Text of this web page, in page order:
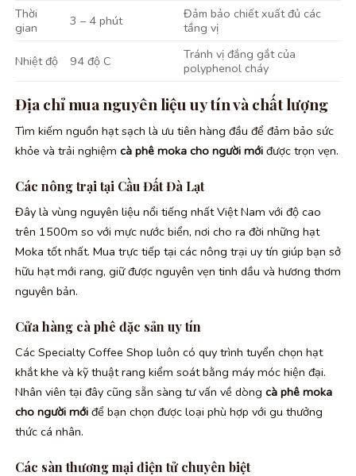
Thời
gian
3 – 4 phút
Đảm bảo chiết xuất đủ các
tầng vị
Nhiệt độ 94 độ C
Tránh vị đắng gắt của
polyphenol cháy
Địa chỉ mua nguyên liệu uy tín và chất lượng
Tìm kiếm nguồn hạt sạch là ưu tiên hàng đầu để đảm bảo sức
khỏe và trải nghiệm cà phê moka cho người mới được trọn vẹn.
Các nông trại tại Cầu Đất Đà Lạt
Đây là vùng nguyên liệu nổi tiếng nhất Việt Nam với độ cao
trên 1500m so với mực nước biển, nơi cho ra đời những hạt
Moka tốt nhất. Mua trực tiếp tại các nông trại uy tín giúp bạn sở
hữu hạt mới rang, giữ được nguyên vẹn tinh dầu và hương thơm
nguyên bản.
Cửa hàng cà phê đặc sản uy tín
Các Specialty Coffee Shop luôn có quy trình tuyển chọn hạt
khắt khe và kỹ thuật rang kiểm soát bằng máy móc hiện đại.
Nhân viên tại đây cũng sẵn sàng tư vấn về dòng cà phê moka
cho người mới để bạn chọn được loại phù hợp với gu thưởng
thức cá nhân.
Các sàn thương mại điện tử chuyên biệt